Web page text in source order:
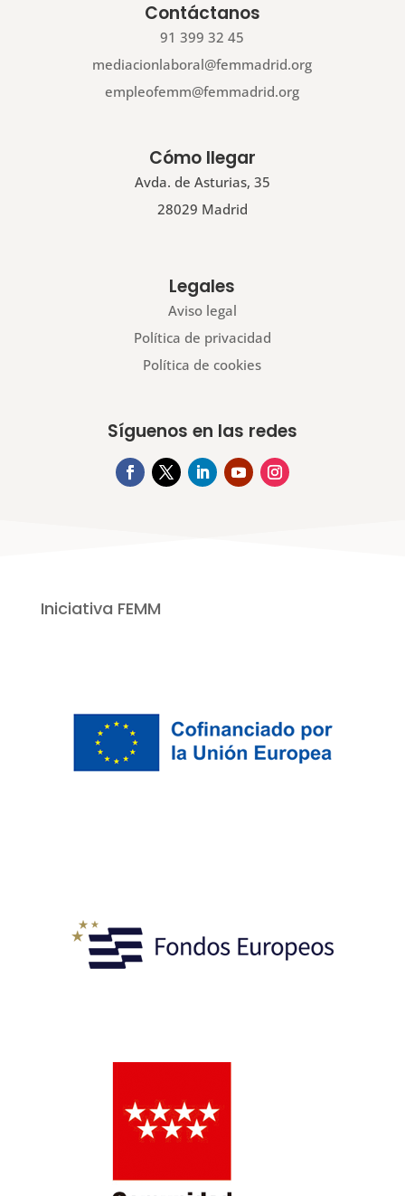
Contáctanos
91 399 32 45
mediacionlaboral@femmadrid.org
empleofemm@femmadrid.org
Cómo llegar
Avda. de Asturias, 35
28029 Madrid
Legales
Aviso legal
Política de privacidad
Política de cookies
Síguenos en las redes
Iniciativa FEMM